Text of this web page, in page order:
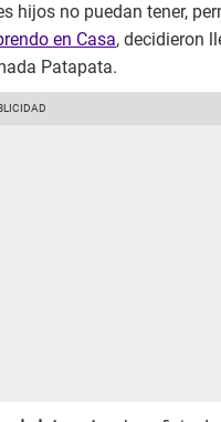
hijos no puedan tener,
en Casa, decidieron
Patapata.